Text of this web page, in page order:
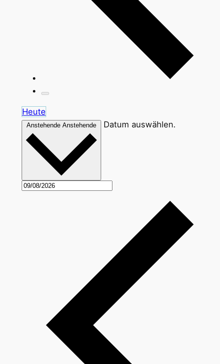
Heute
Anstehende Anstehende Datum auswählen.